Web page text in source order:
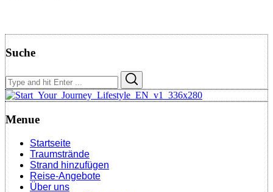
Suche
Search
for:
Menue
Startseite
Traumstrände
Strand hinzufügen
Reise-Angebote
Über uns